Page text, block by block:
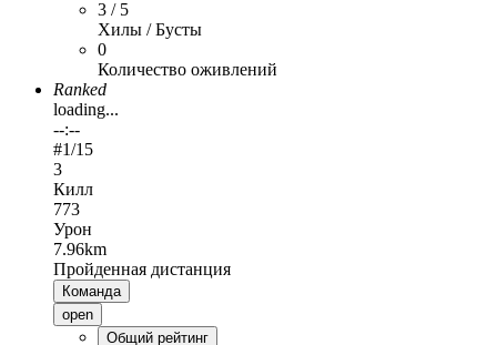
3 / 5
Хилы / Бусты
0
Количество оживлений
Ranked
loading...
--:--
#1/15
3
Килл
773
Урон
7.96km
Пройденная дистанция
Команда
open
Общий рейтинг